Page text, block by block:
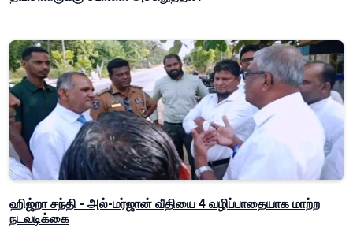
ஹிஜ்றா சந்தி - அல்-மர்ஜான் வீதியை 4 வழிப்பாதையாக மாற்ற
நடவடிக்கை